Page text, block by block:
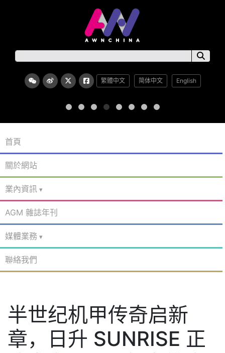
繁體中文 简体中文 English
首頁
關於網站
業內資訊
媒體業務
聯絡我們